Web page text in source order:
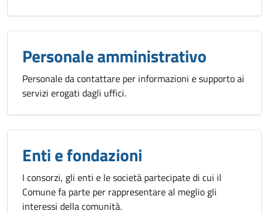
Personale amministrativo
Personale da contattare per informazioni e supporto ai
servizi erogati dagli uffici.
Enti e fondazioni
I consorzi, gli enti e le società partecipate di cui il
Comune fa parte per rappresentare al meglio gli
interessi della comunità.